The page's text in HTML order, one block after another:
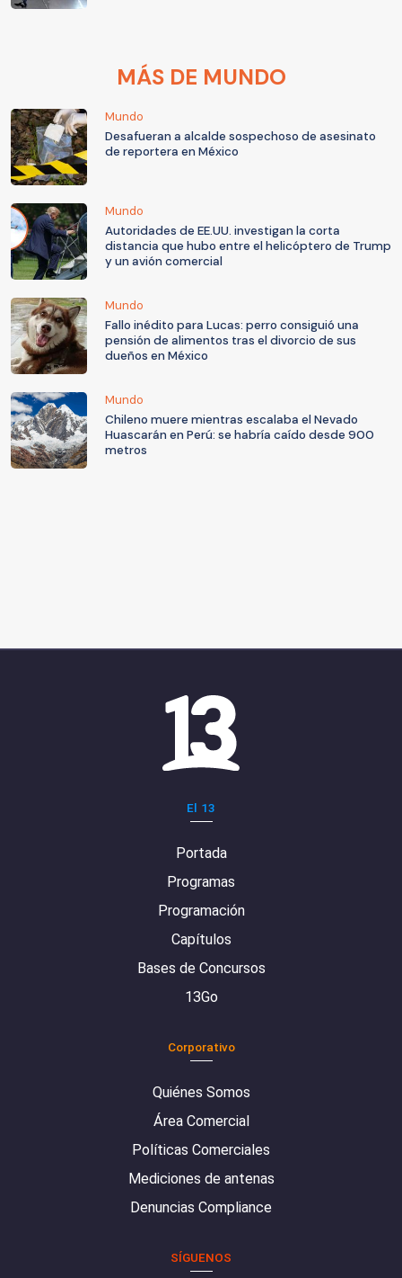
MÁS DE MUNDO
Mundo
Desafueran a alcalde sospechoso de asesinato
de reportera en México
Mundo
Autoridades de EE.UU. investigan la corta
distancia que hubo entre el helicóptero de Trump
y un avión comercial
Mundo
Fallo inédito para Lucas: perro consiguió una
pensión de alimentos tras el divorcio de sus
dueños en México
Mundo
Chileno muere mientras escalaba el Nevado
Huascarán en Perú: se habría caído desde 900
metros
El 13
Portada
Programas
Programación
Capítulos
Bases de Concursos
13Go
Corporativo
Quiénes Somos
Área Comercial
Políticas Comerciales
Mediciones de antenas
Denuncias Compliance
SÍGUENOS